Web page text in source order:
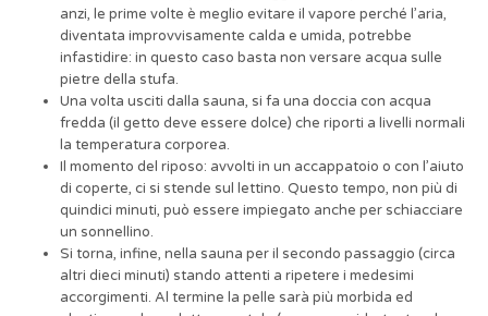
anzi, le prime volte è meglio evitare il vapore perché l’aria,
diventata improvvisamente calda e umida, potrebbe
infastidire: in questo caso basta non versare acqua sulle
pietre della stufa.
Una volta usciti dalla sauna, si fa una doccia con acqua
fredda (il getto deve essere dolce) che riporti a livelli normali
la temperatura corporea.
Il momento del riposo: avvolti in un accappatoio o con l’aiuto
di coperte, ci si stende sul lettino. Questo tempo, non più di
quindici minuti, può essere impiegato anche per schiacciare
un sonnellino.
Si torna, infine, nella sauna per il secondo passaggio (circa
altri dieci minuti) stando attenti a ripetere i medesimi
accorgimenti. Al termine la pelle sarà più morbida ed